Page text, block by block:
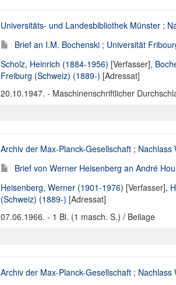
Universitäts- und Landesbibliothek Münster ;
Brief an I.M. Bochenski ; Universität
Scholz, Heinrich (1884-1956) [Verfasser],
Freiburg (Schweiz) (1889-) [Adressat]
20.10.1947. - Maschinenschriftlicher
Archiv der Max-Planck-Gesellschaft ; Nachlass
Brief von Werner Heisenberg an André
Heisenberg, Werner (1901-1976) [Verfasser],
(Schweiz) (1889-) [Adressat]
07.06.1966. - 1 Bl. (1 masch. S.) / Beilage
Archiv der Max-Planck-Gesellschaft ; Nachlass